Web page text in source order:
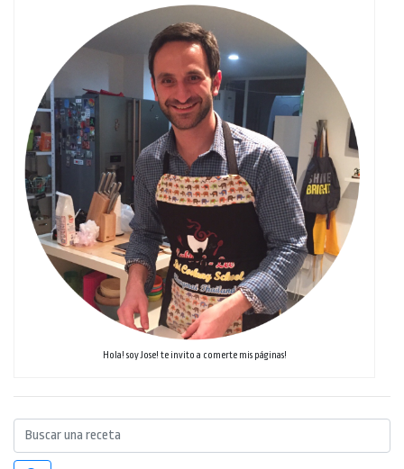
Hola! soy Jose! te invito a comerte mis páginas!